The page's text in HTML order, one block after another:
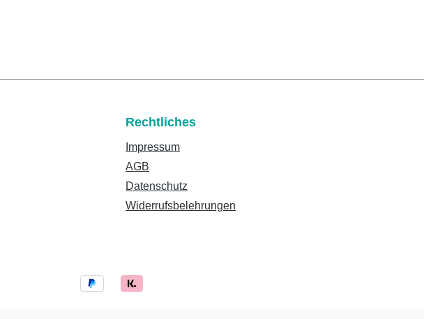
Rechtliches
Impressum
AGB
Datenschutz
Widerrufsbelehrungen